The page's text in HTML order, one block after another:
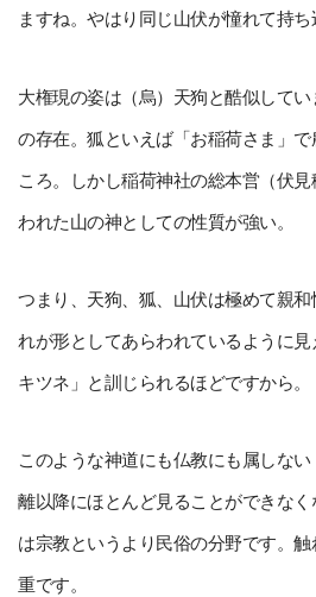
ますね。やはり同じ山伏が憧れて持ち
大権現の姿は（烏）天狗と酷似して
の存在。狐といえば「お稲荷さま」
ころ。しかし稲荷神社の総本営（伏
われた山の神としての性質が強い。
つまり、天狗、狐、山伏は極めて親
れが形としてあらわれているように
キツネ」と訓じられるほどですから。
このような神道にも仏教にも属しな
離以降にほとんど見ることができな
は宗教というより民俗の分野です。
重です。